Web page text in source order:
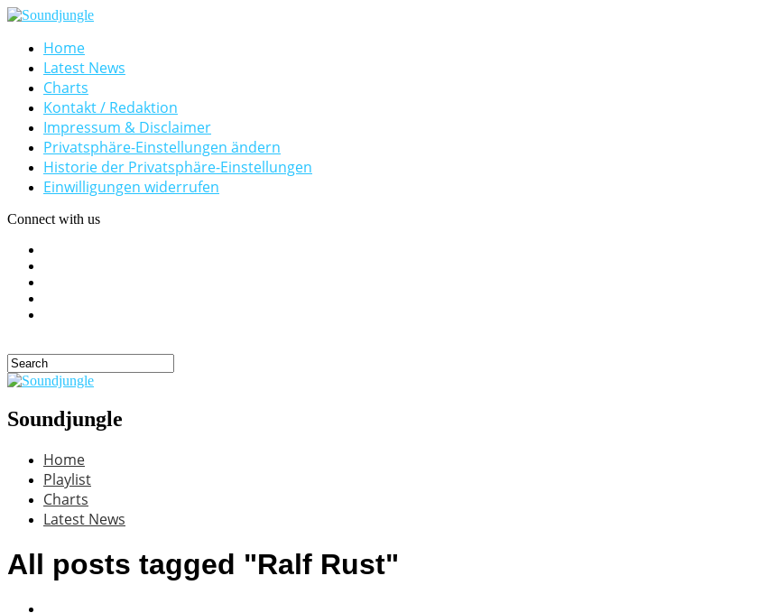
Home
Latest News
Charts
Kontakt / Redaktion
Impressum & Disclaimer
Privatsphäre-Einstellungen ändern
Historie der Privatsphäre-Einstellungen
Einwilligungen widerrufen
Connect with us
Soundjungle
Home
Playlist
Charts
Latest News
All posts tagged "Ralf Rust"